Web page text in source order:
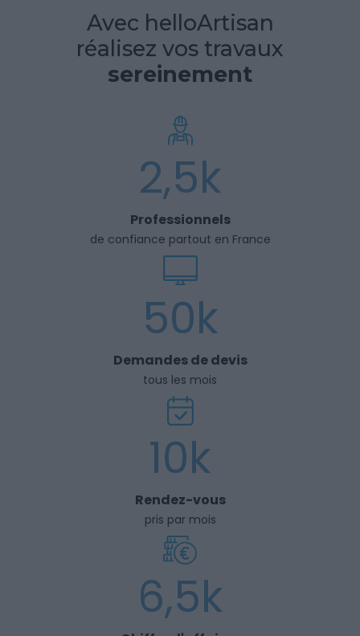
Avec helloArtisan
réalisez vos travaux
sereinement
2,5k
Professionnels
de confiance partout en France
50k
Demandes de devis
tous les mois
10k
Rendez-vous
pris par mois
6,5k